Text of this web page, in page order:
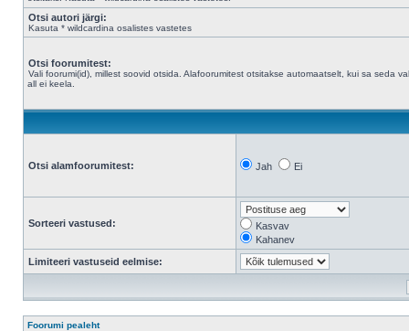
Otsi autori järgi:
Kasuta * wildcardina osalistes vastetes
Otsi foorumitest:
Vali foorumi(id), millest soovid otsida. Alafoorumitest otsitakse automaatselt, kui sa seda
all ei keela.
Otsi alamfoorumitest: Jah Ei
Sorteeri vastused:
Kasvav
Kahanev
Limiteeri vastuseid eelmise:
Foorumi pealeht